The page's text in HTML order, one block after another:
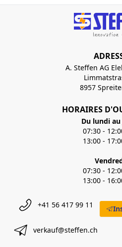
A. Steffen AG
8957
HORAIRES
Du lundi
07:30 -
13:00 -
07:30 -
13:00 -
+41 56 417 99 11
verkauf@steffen.ch